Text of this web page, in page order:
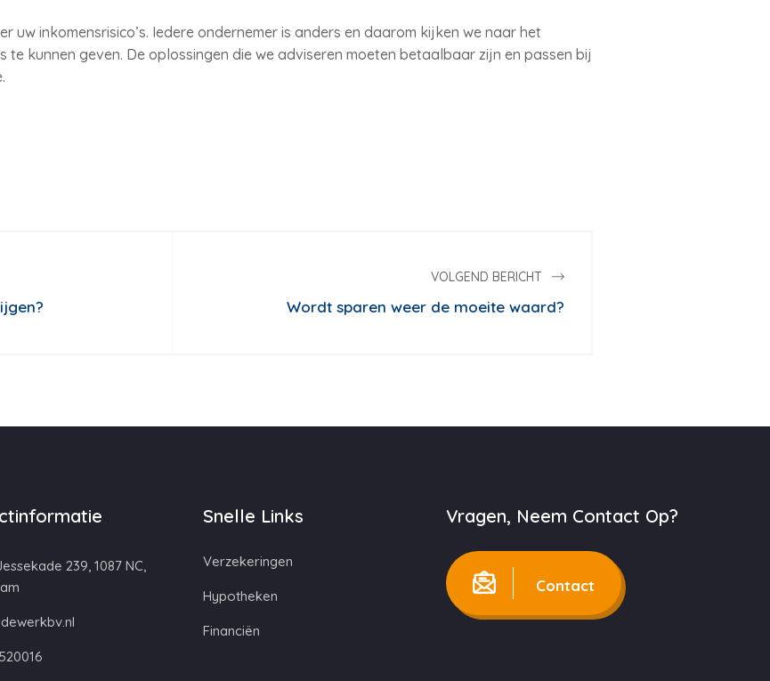
uw inkomensrisico’s. Iedere ondernemer is anders en daarom kijken we naar het
kunnen geven. De oplossingen die we adviseren moeten betaalbaar zijn en passen bij
VOLGEND BERICHT
Wordt sparen weer de moeite waard?
239, 1087 NC,
Snelle Links
Verzekeringen
Hypotheken
Financiën
Vragen, Neem Contact Op?
Contact